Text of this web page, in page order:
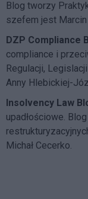
Blog tworzy
szefem jest
DZP Compliance
compliance i
Regulacji,
Anny Hlebickiej-
Insolvency Law
upadłościowe.
Michał Cecerko.